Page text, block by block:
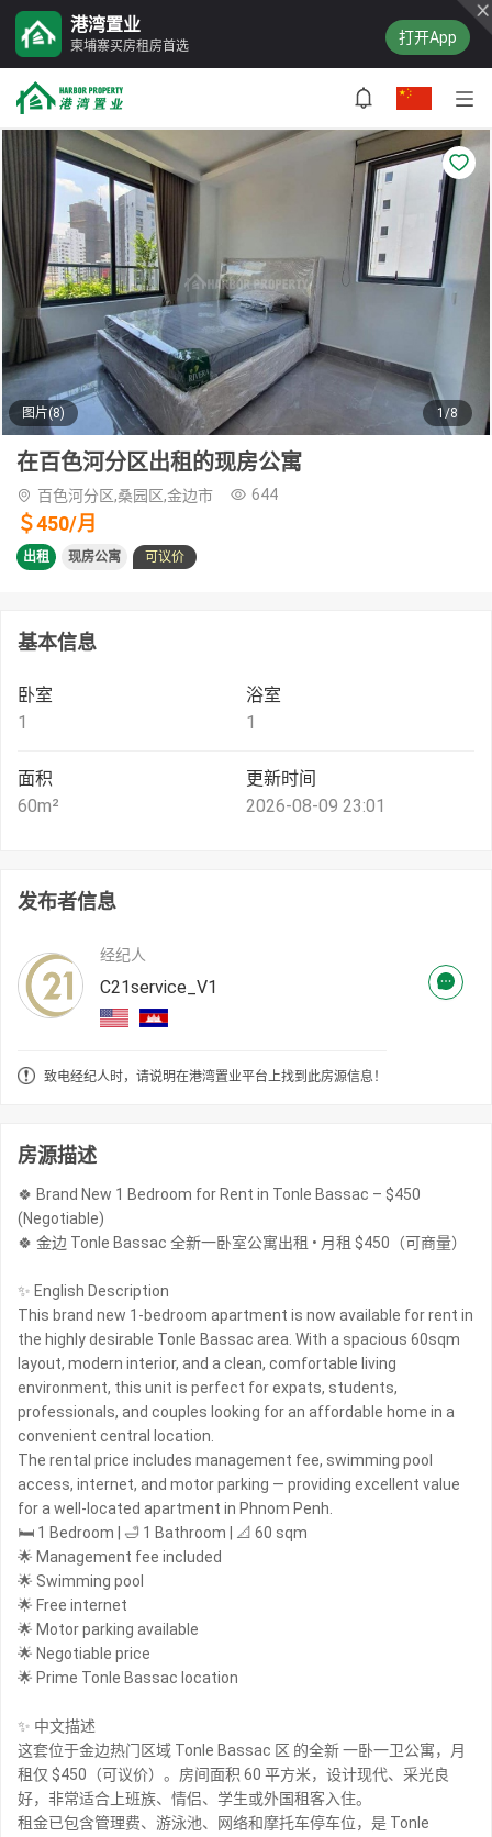
港湾置业
柬埔寨买房租房首选 打开App
图片(8) 1/8
在百色河分区出租的现房公寓
百色河分区,桑园区,金边市 644
＄450/月
出租 现房公寓 可议价
基本信息
卧室
1
浴室
1
面积
60m²
更新时间
2026-08-09 23:01
发布者信息
经纪人
C21service_V1
致电经纪人时，请说明在港湾置业平台上找到此房源信息！
房源描述
🍀 Brand New 1 Bedroom for Rent in Tonle Bassac – $450
(Negotiable)
🍀 金边 Tonle Bassac 全新一卧室公寓出租 • 月租 $450（可商量）
✨ English Description
This brand new 1-bedroom apartment is now available for rent in
the highly desirable Tonle Bassac area. With a spacious 60sqm
layout, modern interior, and a clean, comfortable living
environment, this unit is perfect for expats, students,
professionals, and couples looking for an affordable home in a
convenient central location.
The rental price includes management fee, swimming pool
access, internet, and motor parking — providing excellent value
for a well-located apartment in Phnom Penh.
🛏 1 Bedroom | 🛁 1 Bathroom | 📐 60 sqm
🌟 Management fee included
🌟 Swimming pool
🌟 Free internet
🌟 Motor parking available
🌟 Negotiable price
🌟 Prime Tonle Bassac location
✨ 中文描述
这套位于金边热门区域 Tonle Bassac 区 的全新 一卧一卫公寓，月
租仅 $450（可议价）。房间面积 60 平方米，设计现代、采光良
好，非常适合上班族、情侣、学生或外国租客入住。
租金已包含管理费、游泳池、网络和摩托车停车位，是 Tonle